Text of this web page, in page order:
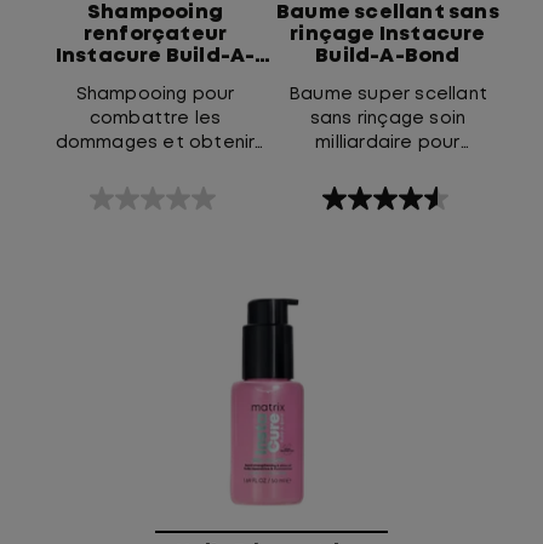
Shampooing
renforçateur
Instacure Build-A-
Shampooing pour
combattre les
dommages et obtenir
de dollars.
0.0
Baume scellant sans
rinçage Instacure
Build-A-Bond
Baume super scellant
sans rinçage soin
milliardaire pour
dommages et obtenir
4.6